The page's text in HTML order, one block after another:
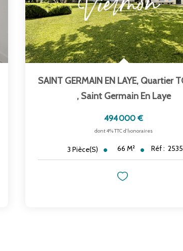
, Saint Germain En Laye
494 000 €
dont 4% TTC d'honoraires
3Pièce(s) 66M² Réf : 2535